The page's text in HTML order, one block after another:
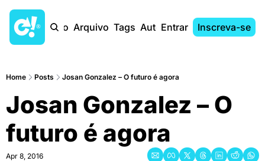
Início Arquivo Tags AutoresEntrar Inscreva-se
Home Posts Josan Gonzalez – O futuro é agora
Josan Gonzalez – O
futuro é agora
Apr 8, 2016